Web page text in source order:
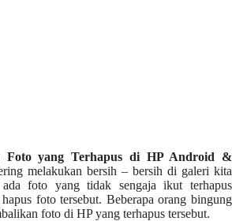
Foto yang Terhapus di HP Android &
melakukan bersih – bersih di galeri kita
foto yang tidak sengaja ikut terhapus
foto tersebut. Beberapa orang bingung
foto di HP yang terhapus tersebut.